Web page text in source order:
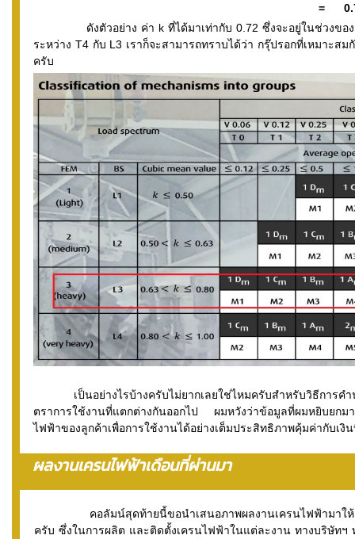
=
ดังตัวอย่าง ค่า k ที่ได้มาเท่ากับ 0.72 ซึ่งจะอยู่ในช่วงของ L
ระหว่าง T4 กับ L3 เราก็จะสามารถทราบได้ว่า กรุ๊ปรอกที่เหมาะส
ครับ
เป็นอย่างไรบ้างครับไม่ยากเลยใช่ไหมครับสำหรับวิธีการคำ
ตราการใช้งานที่แตกต่างกันออกไป ผมหวังว่าข้อมูลที่ผมหยิบยกม
ไฟฟ้าของลูกค้าเพื่อการใช้งานได้อย่างเต็มประสิทธิภาพคุ้มค่ากับเงิ
ผลงานเครนไฟฟ้าเดือนที่ผ่านมา
คอลัมน์สุดท้ายนี้ขอนำเสนอภาพผลงานเครนไฟฟ้ามาใ
ครับ ซึ่งในการผลิต และติดตั้งเครนไฟฟ้าในแต่ละงาน ทางบริษัทฯ